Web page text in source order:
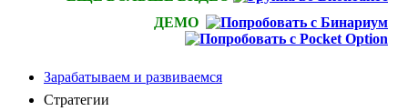
ДЕМО
Зарабатываем и развиваемся
Стратегии